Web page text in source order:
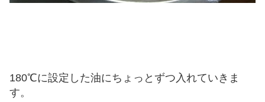
180℃に設定した油にちょっとずつ入れていきま
す。